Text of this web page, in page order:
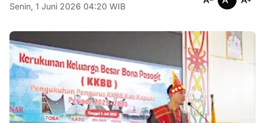
Senin, 1 Juni 2026 04:20 WIB